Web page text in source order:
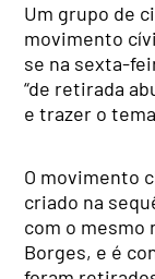
Um grupo de
movimento
se na sexta-
“de retirada
e trazer o
O movimento
criado na
com o mesmo
Borges, e é